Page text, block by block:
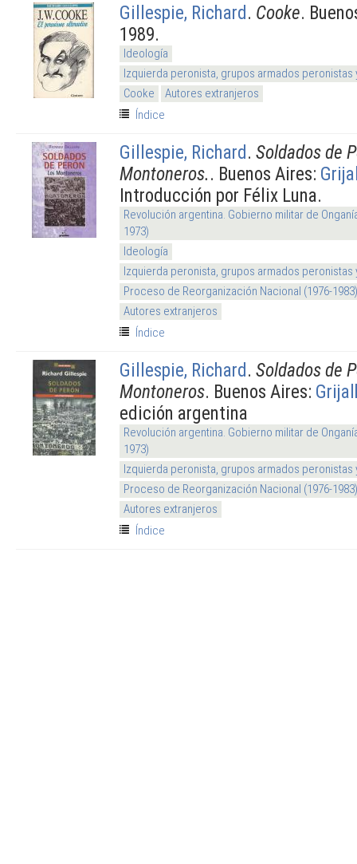
Gillespie, Richard. Cooke.
1989.
Ideología
Izquierda peronista, grupos armados
Cooke
Autores extranjeros
Índice
Gillespie, Richard. Soldados de
Montoneros.. Buenos Aires:
Introducción por Félix Luna.
Revolución argentina. Gobierno militar de
1973)
Ideología
Izquierda peronista, grupos armados
Proceso de Reorganización Nacional (1976-1983)
Autores extranjeros
Índice
Gillespie, Richard. Soldados de
Montoneros. Buenos Aires:
edición argentina
Revolución argentina. Gobierno militar de
1973)
Izquierda peronista, grupos armados
Proceso de Reorganización Nacional (1976-1983)
Autores extranjeros
Índice